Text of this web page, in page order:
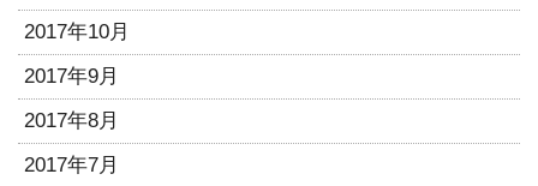
2017年10月
2017年9月
2017年8月
2017年7月